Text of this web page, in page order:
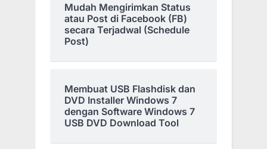
Mudah Mengirimkan Status
atau Post di Facebook (FB)
secara Terjadwal (Schedule
Post)
Membuat USB Flashdisk dan
DVD Installer Windows 7
dengan Software Windows 7
USB DVD Download Tool